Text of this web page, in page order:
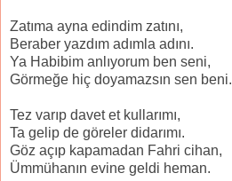
Zatıma ayna edindim zatını,
Beraber yazdım adımla adını.
Ya Habibim anlıyorum ben seni,
Görmeğe hiç doyamazsın sen beni.
Tez varıp davet et kullarımı,
Ta gelip de göreler didarımı.
Göz açıp kapamadan Fahri cihan,
Ümmühanın evine geldi heman.